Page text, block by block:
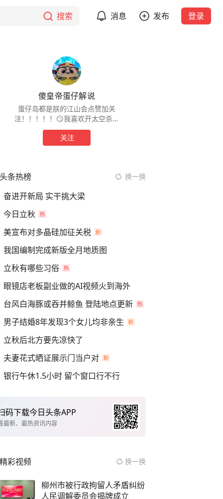
搜索 消息 发布 登录
傻皇帝蛋仔解说
蛋仔岛都是朕的江山会点赞加关
注！！！！！😏我喜欢开太空杀里
的飞船！！！船长:你咩！！！
关注
头条热榜 换一换
奋进开新局 实干挑大梁
今日立秋
美宣布对多晶硅加征关税
我国编制完成新版全月地质图
立秋有哪些习俗
眼镜店老板副业做的AI视频火到海外
台风白海豚或吞并鲸鱼 登陆地点更新
男子结婚8年发现3个女儿均非亲生
立秋后北方要先凉快了
夫妻花式晒证展示门当户对
银行午休1.5小时 留个窗口行不行
码下载今日头条APP
最新、最热资讯内容
精彩视频 换一换
柳州市被行政拘留人矛盾纠纷
人民调解委员会揭牌成立